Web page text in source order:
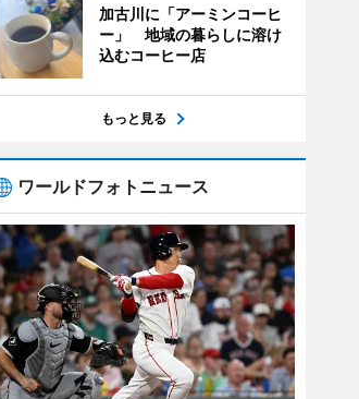
加古川に「アーミンコーヒ
ー」 地域の暮らしに溶け
込むコーヒー店
もっと見る
ワールドフォトニュース